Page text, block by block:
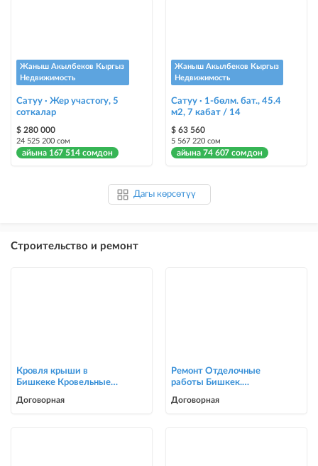
Жаныш Акылбеков Кыргыз
Недвижимость
Сатуу · Жер участогу, 5
соткалар
$ 280 000
24 525 200 сом
айына 167 514 сомдон
Жаныш Акылбеков Кыргыз
Недвижимость
Сатуу · 1-бөлм. бат., 45.4
м2, 7 кабат / 14
$ 63 560
5 567 220 сом
айына 74 607 сомдон
Дагы көрсөтүү
Строительство и ремонт
Кровля крыши в
Бишкеке Кровельные
Договорная
Ремонт Отделочные
работы Бишкек.
0705446944
Договорная